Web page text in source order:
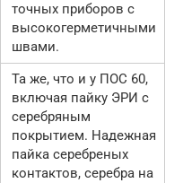
точных приборов с
высокогерметичными
швами.
Та же, что и у ПОС 60,
включая пайку ЭРИ с
серебряным
покрытием. Надежная
пайка серебреных
контактов, серебра на